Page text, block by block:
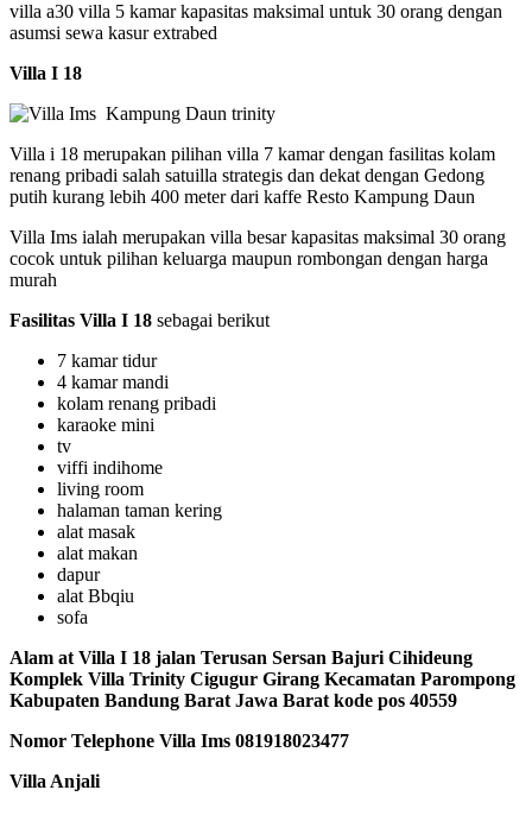
villa a30 villa 5 kamar kapasitas maksimal untuk 30 orang dengan
asumsi sewa kasur extrabed
Villa I 18
Villa i 18 merupakan pilihan villa 7 kamar dengan fasilitas kolam
renang pribadi salah satuilla strategis dan dekat dengan Gedong
putih kurang lebih 400 meter dari kaffe Resto Kampung Daun
Villa Ims ialah merupakan villa besar kapasitas maksimal 30 orang
cocok untuk pilihan keluarga maupun rombongan dengan harga
murah
Fasilitas Villa I 18 sebagai berikut
7 kamar tidur
4 kamar mandi
kolam renang pribadi
karaoke mini
tv
viffi indihome
living room
halaman taman kering
alat masak
alat makan
dapur
alat Bbqiu
sofa
Alam at Villa I 18 jalan Terusan Sersan Bajuri Cihideung
Komplek Villa Trinity Cigugur Girang Kecamatan Parompong
Kabupaten Bandung Barat Jawa Barat kode pos 40559
Nomor Telephone Villa Ims 081918023477
Villa Anjali